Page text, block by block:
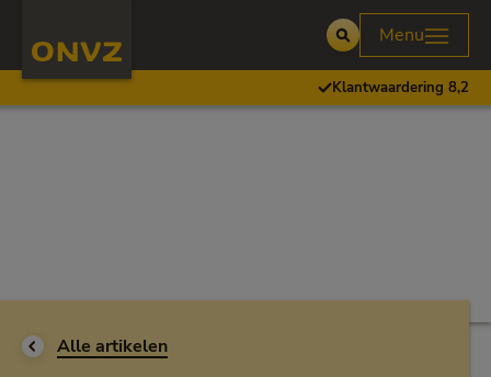
Open
Menu
Klantwaardering 8,2
Ga terug naar
Alle artikelen